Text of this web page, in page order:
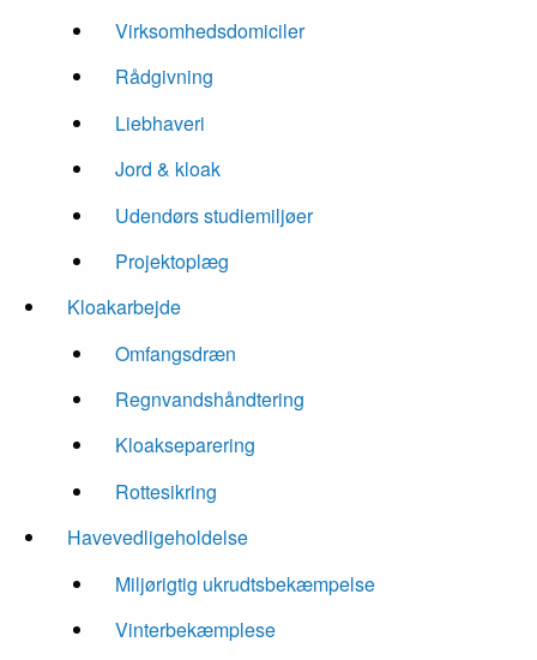
Virksomhedsdomiciler
Rådgivning
Liebhaveri
Jord & kloak
Udendørs studiemiljøer
Projektoplæg
Kloakarbejde
Omfangsdræn
Regnvandshåndtering
Kloakseparering
Rottesikring
Havevedligeholdelse
Miljørigtig ukrudtsbekæmpelse
Vinterbekæmplese